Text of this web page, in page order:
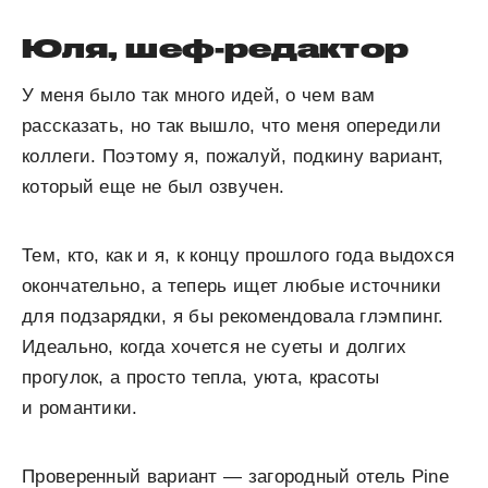
Юля, шеф-редактор
У меня было так много идей, о чем вам
рассказать, но так вышло, что меня опередили
коллеги. Поэтому я, пожалуй, подкину вариант,
который еще не был озвучен.
Тем, кто, как и я, к концу прошлого года выдохся
окончательно, а теперь ищет любые источники
для подзарядки, я бы рекомендовала глэмпинг.
Идеально, когда хочется не суеты и долгих
прогулок, а просто тепла, уюта, красоты
и романтики.
Проверенный вариант — загородный отель Pine